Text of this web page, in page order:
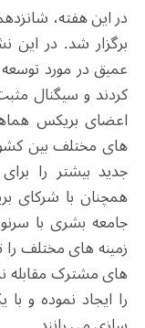
در این هفته،
برگزار شد. در
عمیق در مورد
کردند و سیگنال
اعضای بریکس
های مختلف بین
جدید بیشتر را
همچنان با شرکای
جامعه بشری با
زمینه های مختلف
های مشترک مقابله
را ایجاد نموده و